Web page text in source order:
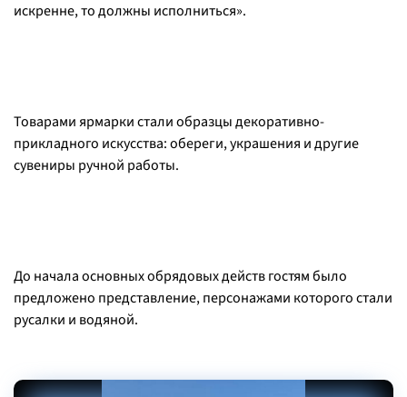
искренне, то должны исполниться».
Товарами ярмарки стали образцы декоративно-
прикладного искусства: обереги, украшения и другие
сувениры ручной работы.
До начала основных обрядовых действ гостям было
предложено представление, персонажами которого стали
русалки и водяной.